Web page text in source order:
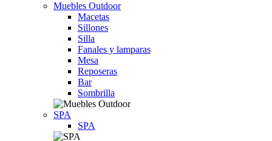
Muebles Outdoor
Macetas
Sillones
Silla
Fanales y lamparas
Mesa
Reposeras
Bar
Sombrilla
SPA
SPA